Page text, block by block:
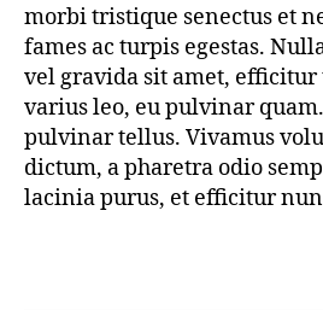
morbi tristique senectus et
fames ac turpis egestas.
vel gravida sit amet, efficitur
varius leo, eu pulvinar
pulvinar tellus. Vivamus
dictum, a pharetra odio
lacinia purus, et efficitur